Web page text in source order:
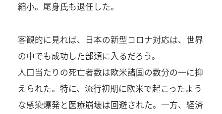
縮小。尾身氏も退任した。
客観的に見れば、日本の新型コロナ対応は、世界
の中でも成功した部類に入るだろう。
人口当たりの死亡者数は欧米諸国の数分の一に抑
えられた。特に、流行初期に欧米で起こったよう
な感染爆発と医療崩壊は回避された。一方、経済